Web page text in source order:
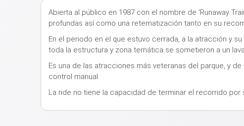
Abierta al público en 1987 con el nombre de 'Runaway
profundas así como una retematización tanto en su
En el periodo en el que estuvo cerrada, a la atracción y
toda la estructura y zona temática se sometieron a un
Es una de las atracciones más veteranas del parque, y
control manual.
La ride no tiene la capacidad de terminar el recorrido